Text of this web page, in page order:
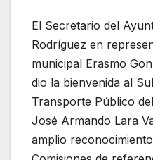
El Secretario del
Rodríguez en
municipal Erasmo
dio la bienvenida al
Transporte Público
José Armando Lara
amplio